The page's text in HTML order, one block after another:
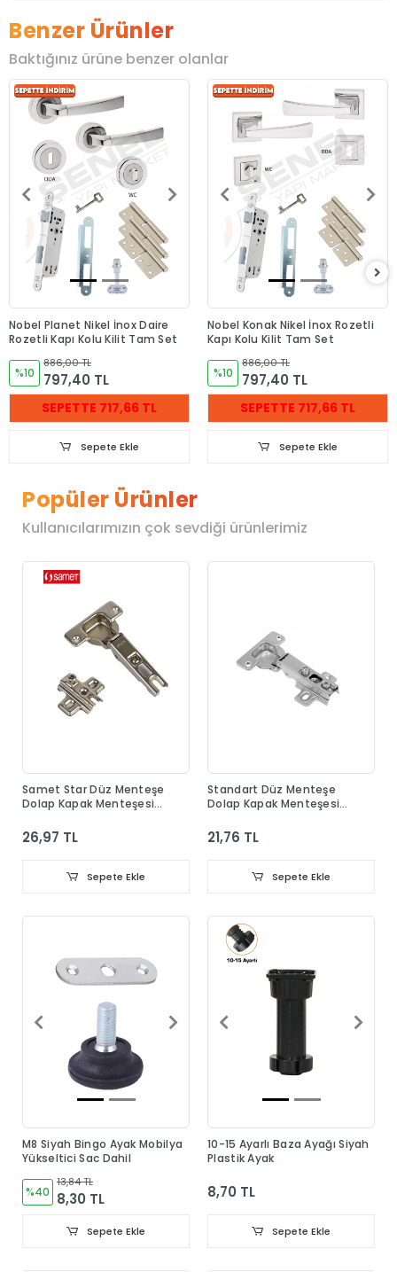
Benzer Ürünler
Baktığınız ürüne benzer olanlar
Nobel Planet Nikel İnox Daire
Rozetli Kapı Kolu Kilit Tam Set
%10
886,00 TL
797,40 TL
SEPETTE 717,66 TL
Sepete Ekle
Nobel Konak Nikel İnox Rozetli
Kapı Kolu Kilit Tam Set
%10
886,00 TL
797,40 TL
SEPETTE 717,66 TL
Sepete Ekle
Popüler Ürünler
Kullanıcılarımızın çok sevdiği ürünlerimiz
Samet Star Düz Menteşe
Dolap Kapak Menteşesi
26,97 TL
Sepete Ekle
Standart Düz Menteşe
Dolap Kapak Menteşesi
21,76 TL
Sepete Ekle
M8 Siyah Bingo Ayak Mobilya
Yükseltici Sac Dahil
%40
13,84 TL
8,30 TL
Sepete Ekle
10-15 Ayarlı Baza Ayağı Siyah
Plastik Ayak
8,70 TL
Sepete Ekle